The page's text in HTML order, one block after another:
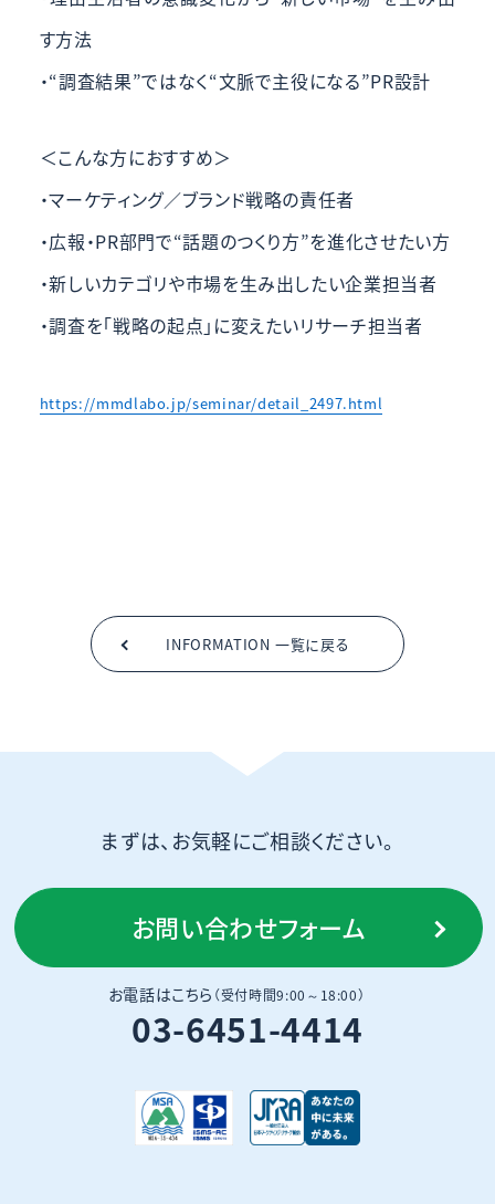
す方法
・“調査結果”ではなく“文脈で主役になる”PR設計
＜こんな方におすすめ＞
・マーケティング／ブランド戦略の責任者
・広報・PR部門で“話題のつくり方”を進化させたい方
・新しいカテゴリや市場を生み出したい企業担当者
・調査を「戦略の起点」に変えたいリサーチ担当者
https://mmdlabo.jp/seminar/detail_2497.html
INFORMATION 一覧に戻る
まずは、お気軽にご相談ください。
お問い合わせフォーム
お電話はこちら （受付時間9:00～18:00）
03-6451-4414